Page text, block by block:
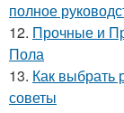
полное
12. Прочные и
Пола
13. Как выбрать
советы